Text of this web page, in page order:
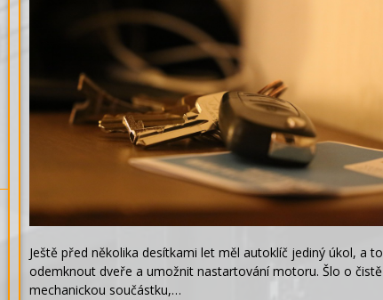
Ještě před několika desítkami let měl autoklíč jediný úkol, a to
odemknout dveře a umožnit nastartování motoru. Šlo o čistě
mechanickou součástku,…